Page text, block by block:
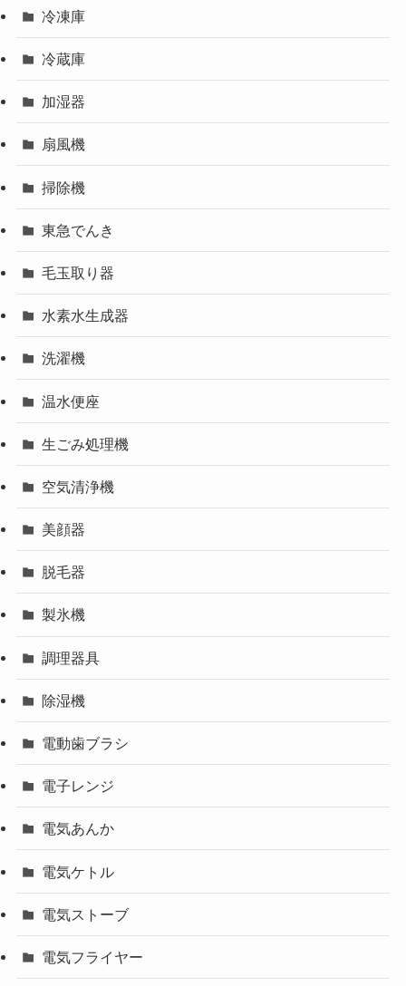
冷凍庫
冷蔵庫
加湿器
扇風機
掃除機
東急でんき
毛玉取り器
水素水生成器
洗濯機
温水便座
生ごみ処理機
空気清浄機
美顔器
脱毛器
製氷機
調理器具
除湿機
電動歯ブラシ
電子レンジ
電気あんか
電気ケトル
電気ストーブ
電気フライヤー